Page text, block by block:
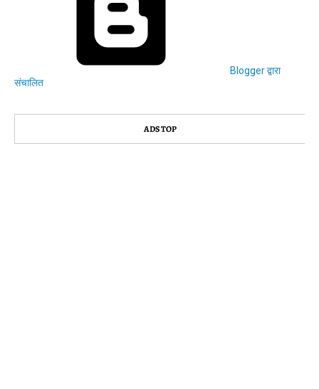
Blogger द्वारा
संचालित
ADS TOP